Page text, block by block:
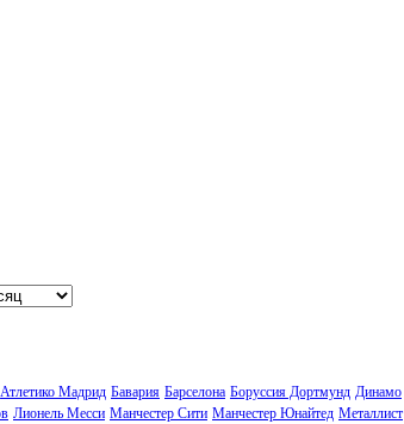
Атлетико Мадрид Бавария Барселона Боруссия Дортмунд Динамо
Лионель Месси Манчестер Сити Манчестер Юнайтед Металлист